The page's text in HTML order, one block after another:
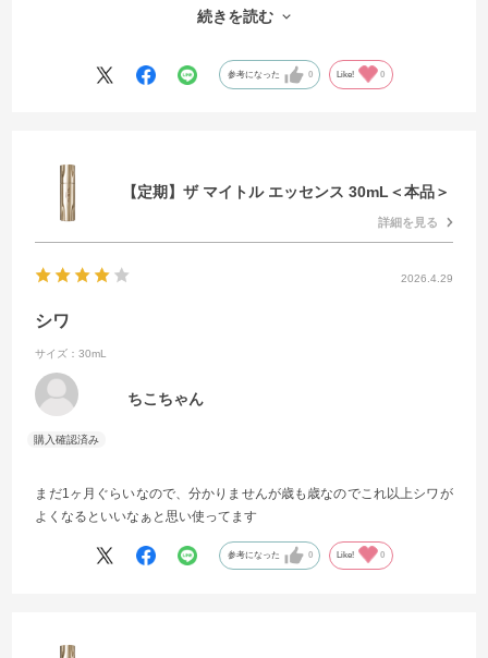
今回もそんな感じで試してみました。
もう他を試したりする事が無くなりました。
これからはずっと使い続けて行きます
続きを読む
参考になった 0 Like! 0
【定期】ザ マイトル エッセンス 30mL＜本品＞
詳細を見る
2026.4.29
シワ
サイズ：30mL
ちこちゃん
まだ1ヶ月ぐらいなので、分かりませんが歳も歳なのでこれ以上シワが
よくなるといいなぁと思い使ってます
参考になった 0 Like! 0